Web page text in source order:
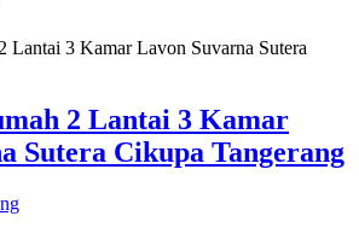
2 Lantai 3 Kamar
Sutera Cikupa Tangerang